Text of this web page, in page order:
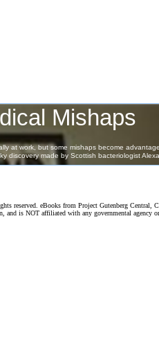
reserved. eBooks from Project Gutenberg Central,
and is NOT affiliated with any governmental agency